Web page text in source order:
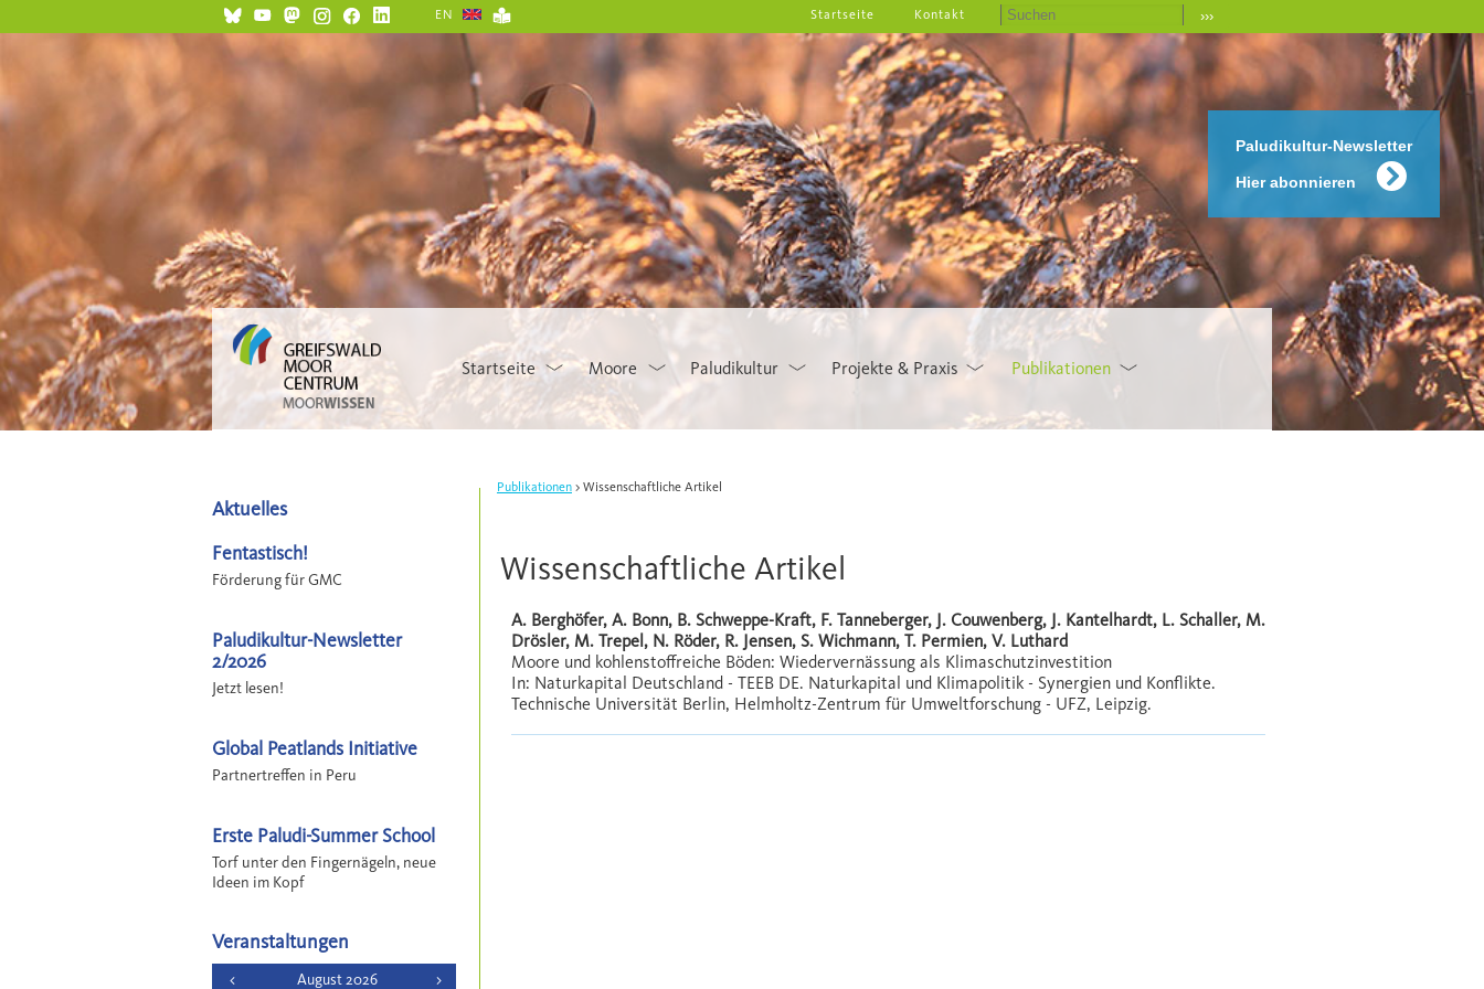
Paludikultur-Newsletter
Hier abonnieren
EN ›››
Startseite Kontakt
Startseite Moore Paludikultur Projekte & Praxis Publikationen
Publikationen Wissenschaftliche Artikel
Wissenschaftliche Artikel
A. Berghöfer, A. Bonn, B. Schweppe-Kraft, F. Tanneberger, J. Couwenberg, J. Kantelhardt, L. Schaller, M.
Drösler, M. Trepel, N. Röder, R. Jensen, S. Wichmann, T. Permien, V. Luthard
Moore und kohlenstoffreiche Böden: Wiedervernässung als Klimaschutzinvestition
In: Naturkapital Deutschland - TEEB DE. Naturkapital und Klimapolitik - Synergien und Konflikte.
Technische Universität Berlin, Helmholtz-Zentrum für Umweltforschung - UFZ, Leipzig.
Aktuelles
Fentastisch!
Förderung für GMC
Paludikultur-Newsletter
2/2026
Jetzt lesen!
Global Peatlands Initiative
Partnertreffen in Peru
Erste Paludi-Summer School
Torf unter den Fingernägeln, neue
Ideen im Kopf
Veranstaltungen
< August 2026 >